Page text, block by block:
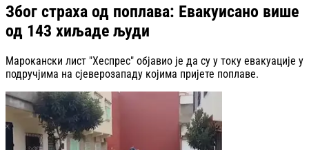
Због страха од поплава: Евакуисано више
од 143 хиљаде људи
Марокански лист "Хеспрес" објавио је да су у току евакуације у
подручјима на сјеверозападу којима пријете поплаве.